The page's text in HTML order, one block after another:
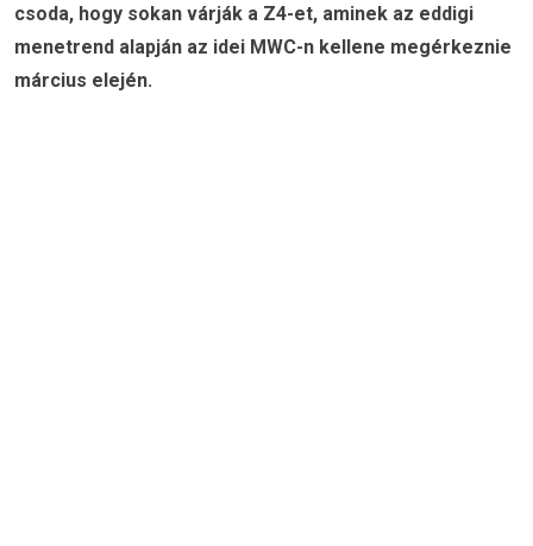
csoda, hogy sokan várják a Z4-et, aminek az eddigi
menetrend alapján az idei MWC-n kellene megérkeznie
március elején.